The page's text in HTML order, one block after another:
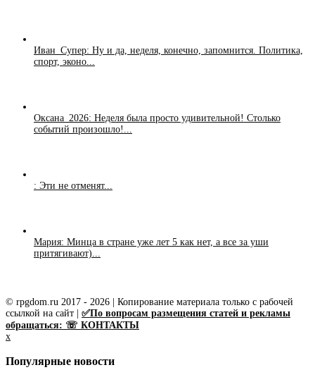
Иван_Супер: Ну и да, неделя, конечно, запомнится. Политика,
спорт, эконо...
Оксана_2026: Неделя была просто удивительной! Столько
событий произошло!...
: Эти не отменят...
Мария: Минца в стране уже лет 5 как нет, а все за уши
притягивают)...
© rpgdom.ru 2017 - 2026 | Копирование материала только с рабочей
ссылкой на сайт | ✅По вопросам размещения статей и рекламы
обращаться: ☏ КОНТАКТЫ
x
Популярные новости